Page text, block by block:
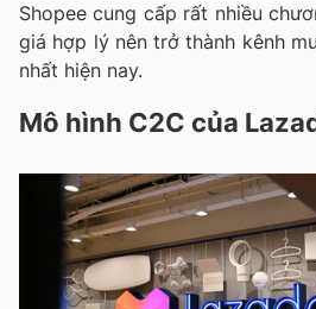
Shopee cung cấp rất nhiều
giá hợp lý nên trở thành kênh
nhất hiện nay.
Mô hình C2C của